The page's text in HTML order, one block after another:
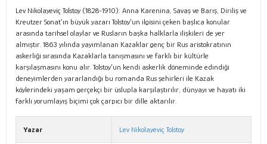
Lev Nikolayeviç Tolstoy (1828-1910): Anna Karenina, Savaş ve Barış, Diriliş ve
Kreutzer Sonat’ın büyük yazarı Tolstoy’un ilgisini çeken başlıca konular
arasında tarihsel olaylar ve Rusların başka halklarla ilişkileri de yer
almıştır. 1863 yılında yayımlanan Kazaklar genç bir Rus aristokratının
askerliği sırasında Kazaklarla tanışmasını ve farklı bir kültürle
karşılaşmasını konu alır. Tolstoy’un kendi askerlik döneminde edindiği
deneyimlerden yararlandığı bu romanda Rus şehirleri ile Kazak
köylerindeki yaşam gerçekçi bir üslupla karşılaştırılır, dünyayı ve hayatı iki
farklı yorumlayış biçimi çok çarpıcı bir dille aktarılır.
Yazar Lev Nikolayeviç Tolstoy